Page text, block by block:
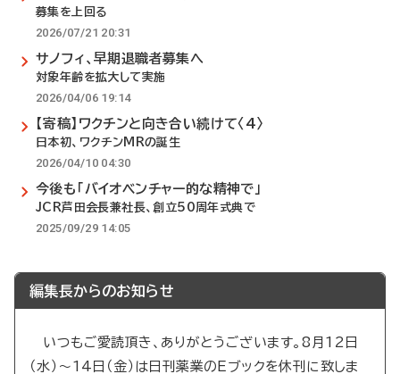
募集を上回る
2026/07/21 20:31
サノフィ、早期退職者募集へ
対象年齢を拡大して実施
2026/04/06 19:14
【寄稿】ワクチンと向き合い続けて〈4〉
日本初、ワクチンMRの誕生
2026/04/10 04:30
今後も「バイオベンチャー的な精神で」
JCR芦田会長兼社長、創立50周年式典で
2025/09/29 14:05
編集長からのお知らせ
いつもご愛読頂き、ありがとうございます。8月12日
（水）～14日（金）は日刊薬業のEブックを休刊に致しま